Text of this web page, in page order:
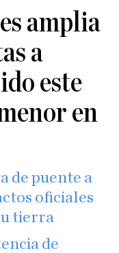
amplia
a
este
en
de puente a
oficiales
tierra
de